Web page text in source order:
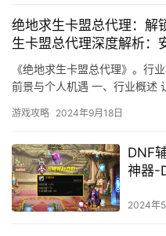
绝地求生卡盟总代理：解
生卡盟总代理深度解析：
平台
《绝地求生卡盟总代理》。行
前景与个人机遇 一、行业概述
游戏攻略 2024年9月18日
DNF
神器-
2024年